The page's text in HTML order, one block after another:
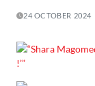
24 OCTOBER 2024